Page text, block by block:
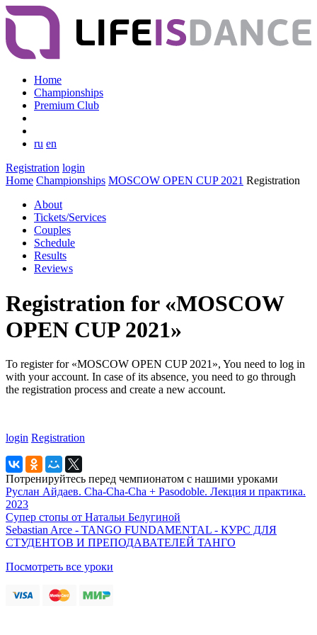
Home
Championships
Premium Club
ru en
Registration login
Home Championships MOSCOW OPEN CUP 2021 Registration
About
Tickets/Services
Couples
Schedule
Results
Reviews
Registration for «MOSCOW
OPEN CUP 2021»
To register for «MOSCOW OPEN CUP 2021», You need to log in
with your account. In case of its absence, you need to go through
the registration process and create a new account.
login Registration
Потренируйтесь перед чемпионатом с нашими уроками
Руслан Айдаев. Cha-Cha-Cha + Pasodoble. Лекция и практика.
2023
Супер стопы от Натальи Белугиной
Sebastian Arce - TANGO FUNDAMENTAL - КУРС ДЛЯ
СТУДЕНТОВ И ПРЕПОДАВАТЕЛЕЙ ТАНГО
Посмотреть все уроки